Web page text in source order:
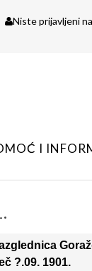
Niste prijavljeni
I
?.09. 1901.